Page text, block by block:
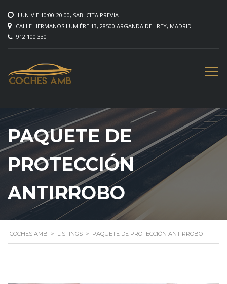
LUN-VIE 10:00-20:00, SAB: CITA PREVIA
CALLE HERMANOS LUMIÉRE 13, 28500 ARGANDA DEL REY, MADRID
912 100 330
PAQUETE DE
PROTECCIÓN
ANTIRROBO
COCHES AMB > LISTINGS > PAQUETE DE PROTECCIÓN ANTIRROBO